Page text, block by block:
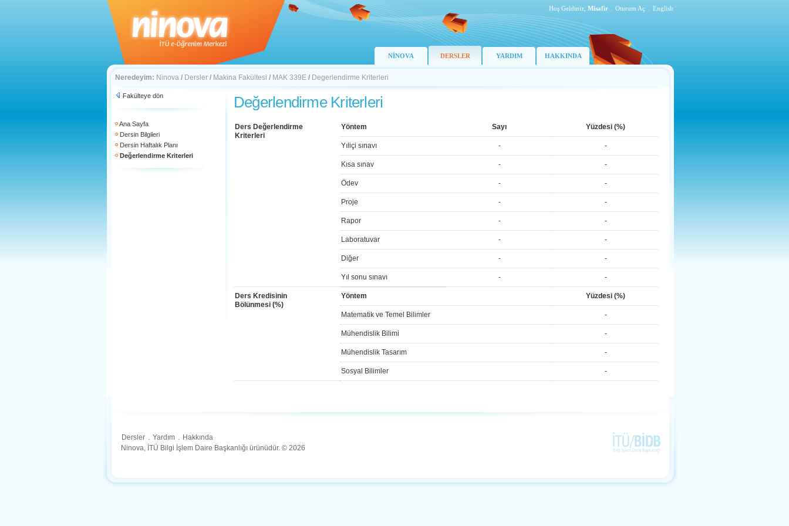
Hoş Geldiniz, Misafir Oturum Aç English
NİNOVA DERSLER YARDIM HAKKINDA
Neredeyim: Ninova / Dersler / Makina Fakültesi / MAK 339E / Degerlendirme Kriterleri
Fakülteye dön
Ana Sayfa
Dersin Bilgileri
Dersin Haftalık Planı
Değerlendirme Kriterleri
Değerlendirme Kriterleri
Ders Değerlendirme
Kriterleri
Yöntem Sayı Yüzdesi (%)
Yıliçi sınavı - -
Kısa sınav - -
Ödev - -
Proje - -
Rapor - -
Laboratuvar - -
Diğer - -
Yıl sonu sınavı - -
Ders Kredisinin
Bölünmesi (%)
Yöntem Yüzdesi (%)
Matematik ve Temel Bilimler -
Mühendislik Bilimi -
Mühendislik Tasarım -
Sosyal Bilimler -
Dersler . Yardım . Hakkında
Ninova, İTÜ Bilgi İşlem Daire Başkanlığı ürünüdür. © 2026